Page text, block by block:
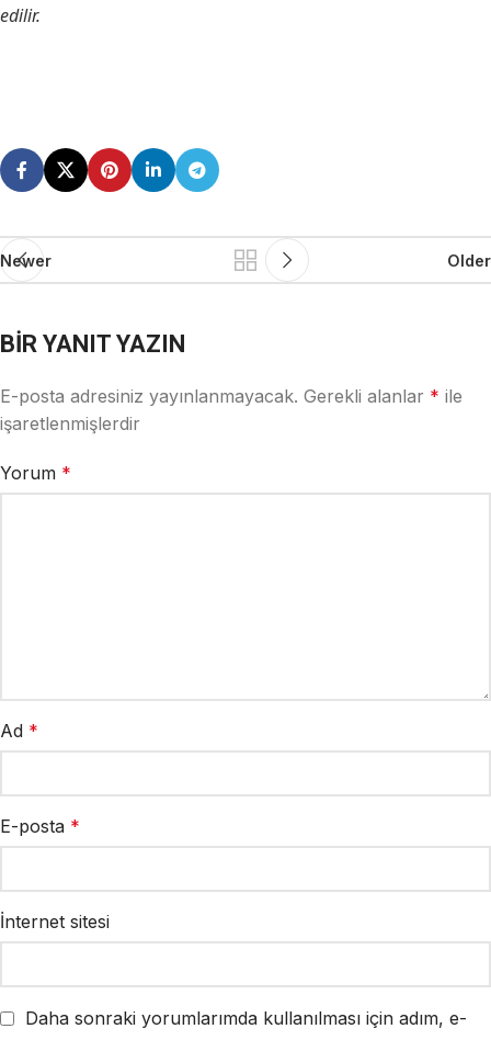
edilir.
Newer Older
BIR YANIT YAZIN
E-posta adresiniz yayınlanmayacak. Gerekli alanlar * ile
işaretlenmişlerdir
Yorum *
Ad *
E-posta *
İnternet sitesi
Daha sonraki yorumlarımda kullanılması için adım, e-